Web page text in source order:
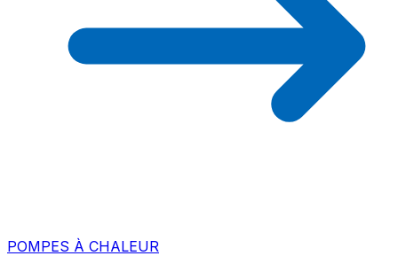
POMPES À CHALEUR